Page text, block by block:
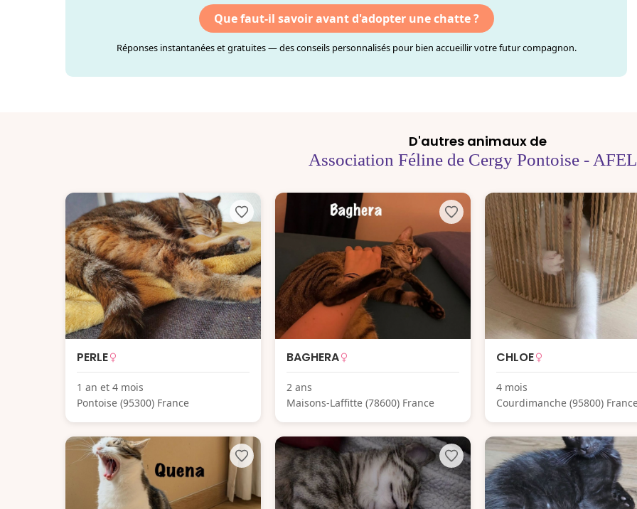
Que faut-il savoir avant d'adopter une chatte ?
Réponses instantanées et gratuites — des conseils personnalisés pour bien accueillir votre futur compagnon.
D'autres animaux de
Association Féline de Cergy Pontoise -
PERLE
1 an et 4 mois
Pontoise (95300) France
BAGHERA
2 ans
Maisons-Laffitte (78600) France
CHLOE
4 mois
Courdimanche (95800)